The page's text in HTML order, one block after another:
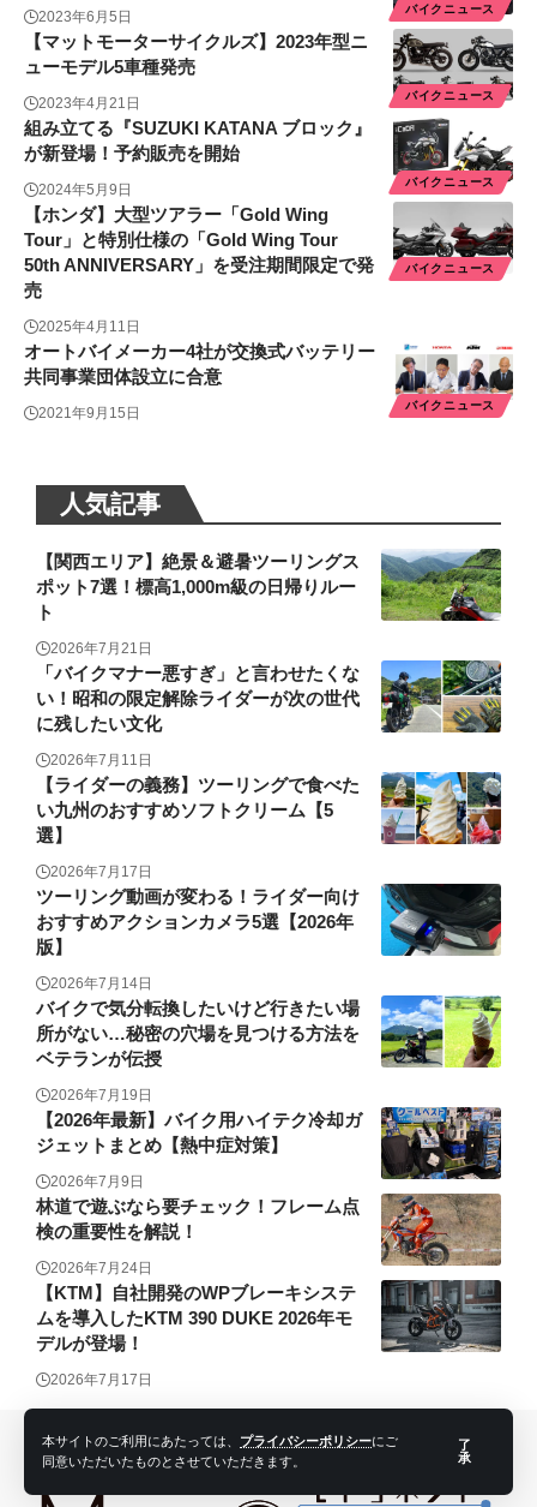
本サイトのご利用にあたっては、 プライバシーポリシーにご
同意いただいたものとさせていただきます。
了
承
バイクニュース
2023年6月5日
バイクニュース
【マットモーターサイクルズ】2023年型ニ
ューモデル5車種発売
2023年4月21日
バイクニュース
組み立てる『SUZUKI KATANA ブロック』
が新登場！予約販売を開始
2024年5月9日
バイクニュース
【ホンダ】大型ツアラー「Gold Wing
Tour」と特別仕様の「Gold Wing Tour
50th ANNIVERSARY」を受注期間限定で発
売
2025年4月11日
バイクニュース
オートバイメーカー4社が交換式バッテリー
共同事業団体設立に合意
2021年9月15日
人気記事
【関西エリア】絶景＆避暑ツーリングス
ポット7選！標高1,000m級の日帰りルー
ト
2026年7月21日
「バイクマナー悪すぎ」と言わせたくな
い！昭和の限定解除ライダーが次の世代
に残したい文化
2026年7月11日
【ライダーの義務】ツーリングで食べた
い九州のおすすめソフトクリーム【5
選】
2026年7月17日
ツーリング動画が変わる！ライダー向け
おすすめアクションカメラ5選【2026年
版】
2026年7月14日
バイクで気分転換したいけど行きたい場
所がない…秘密の穴場を見つける方法を
ベテランが伝授
2026年7月19日
【2026年最新】バイク用ハイテク冷却ガ
ジェットまとめ【熱中症対策】
2026年7月9日
林道で遊ぶなら要チェック！フレーム点
検の重要性を解説！
2026年7月24日
【KTM】自社開発のWPブレーキシステ
ムを導入したKTM 390 DUKE 2026年モ
デルが登場！
2026年7月17日